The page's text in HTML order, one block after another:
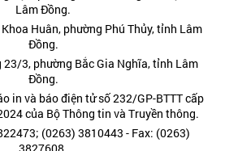
Lâm Đồng.
Huân, phường Phú Thủy, tỉnh Lâm
Đồng.
23/3, phường Bắc Gia Nghĩa, tỉnh Lâm
Đồng.
in và báo điện tử số 232/GP-BTTT cấp
của Bộ Thông tin và Truyền thông.
(0263) 3810443 - Fax: (0263)